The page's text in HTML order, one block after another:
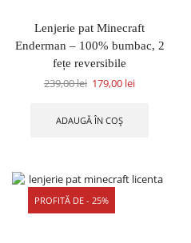
Lenjerie pat Minecraft
Enderman – 100% bumbac, 2
fețe reversibile
239,00lei 179,00 lei
ADAUGĂ ÎN COȘ
PROFITĂ DE - 25%